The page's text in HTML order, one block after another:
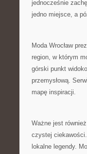
jednocześnie
jedno miejsce, a
Moda Wrocław
region, w którym
górski punkt
przemysłową.
mapę inspiracji.
Ważne jest
czystej
lokalne legendy.